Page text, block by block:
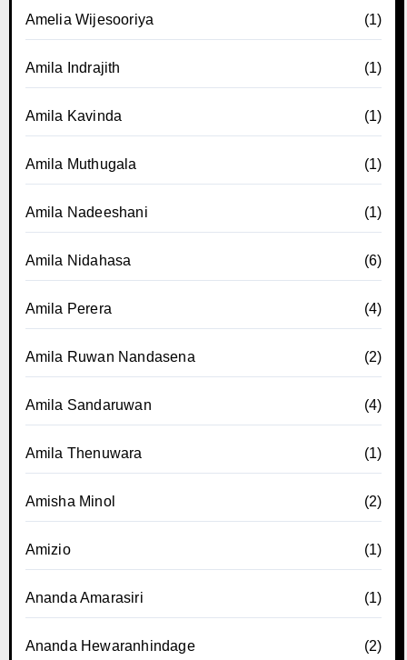
Amelia Wijesooriya (1)
Amila Indrajith (1)
Amila Kavinda (1)
Amila Muthugala (1)
Amila Nadeeshani (1)
Amila Nidahasa (6)
Amila Perera (4)
Amila Ruwan Nandasena (2)
Amila Sandaruwan (4)
Amila Thenuwara (1)
Amisha Minol (2)
Amizio (1)
Ananda Amarasiri (1)
Ananda Hewaranhindage (2)